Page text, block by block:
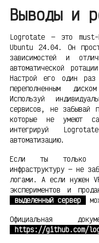
Выводы и
Logrotate — это must-
Ubuntu 24.04. Он
зависимостей и
автоматической
Настрой его один
переполненным
Используй
сервисов, не забывай
которые не умеют
интегрируй
автоматизацию.
Если ты только
инфраструктуру — не
логами. А если нужен
экспериментов и
выделенный сервер
Официальная
https://github.com/